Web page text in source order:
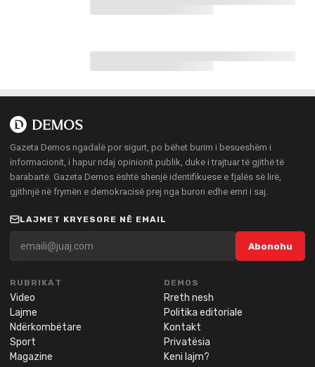
Gazeta Demos ngadalë por sigurt, po bëhet burim i besueshëm i
informacionit, i hapur ndaj opinionit publik, duke i trajtuar të gjithë të
barabartë. Gazeta Demos është shenjë identifikuese e fjalës së lirë,
gjithnjë në frymën e demokracisë prej nga buron edhe emri i saj.
LAJMET KRYESORE NË EMAIL
Abonohu
RUBRIKAT
Video
Lajme
Ndërkombëtare
Sport
Magazine
DEMOS
Rreth nesh
Politika editoriale
Kontakt
Privatësia
Keni lajm?